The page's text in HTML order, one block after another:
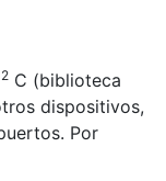
2 C (biblioteca
dispositivos,
Por